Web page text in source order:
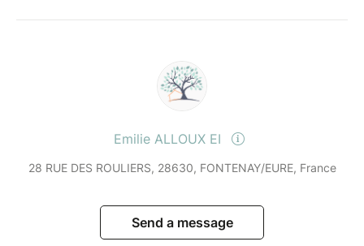
Emilie ALLOUX EI
28 RUE DES ROULIERS, 28630, FONTENAY/EURE, France
Send a message